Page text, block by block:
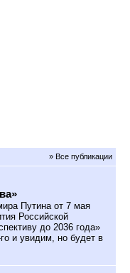
» Все публикации
Путина от 7 мая
Российской
до 2036 года»
и увидим, но будет в